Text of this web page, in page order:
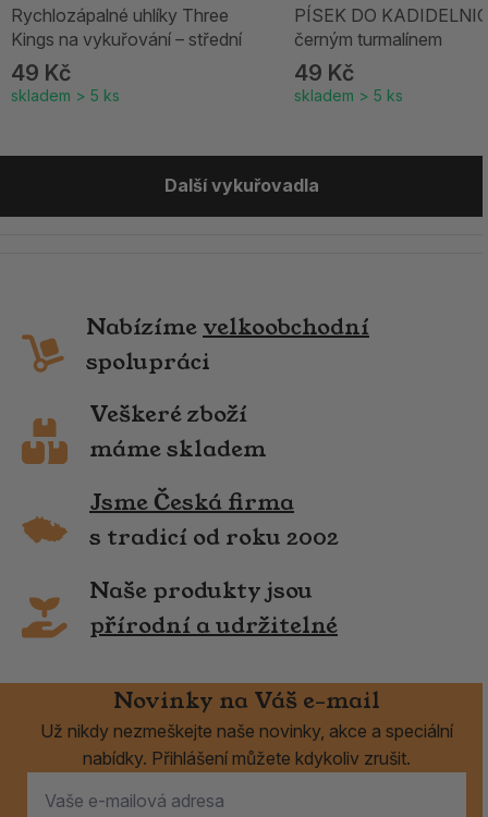
Rychlozápalné uhlíky Three
Kings na vykuřování – střední
49 Kč
skladem > 5 ks
PÍSEK DO
černým turmalínem
49 Kč
skladem > 5 ks
Další vykuřovadla
Nabízíme velkoobchodní
spolupráci
Veškeré zboží
máme skladem
Jsme Česká firma
s tradicí od roku 2002
Naše produkty jsou
přírodní a udržitelné
Novinky na Váš e-mail
Už nikdy nezmeškejte naše novinky, akce a speciální
nabídky. Přihlášení můžete kdykoliv zrušit.